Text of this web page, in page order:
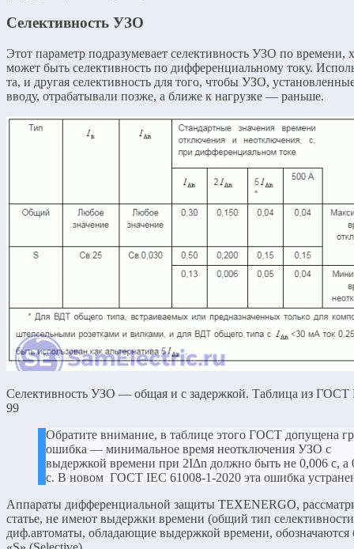
Селективность УЗО
Этот параметр подразумевает селективность УЗО по времени,
может быть селективность по дифференциальному току.
та, и другая селективность для того, чтобы УЗО,
вводу, отрабатывали позже, а ближе к нагрузке — раньше.
Селективность УЗО — общая и с задержкой. Таблица из ГОСТ
99
Обратите внимание, в таблице этого ГОСТ допущена
ошибка — минимальное время неотключения УЗО с
выдержкой времени при 2IΔn должно быть не 0,006 с, а
с. В новом ГОСТ IEC 61008-1-2020 эта ошибка
Аппараты дифференциальной защиты TEXENERGO,
статье, не имеют выдержки времени (общий тип
диф.автоматы, обладающие выдержкой времени, обозначаются